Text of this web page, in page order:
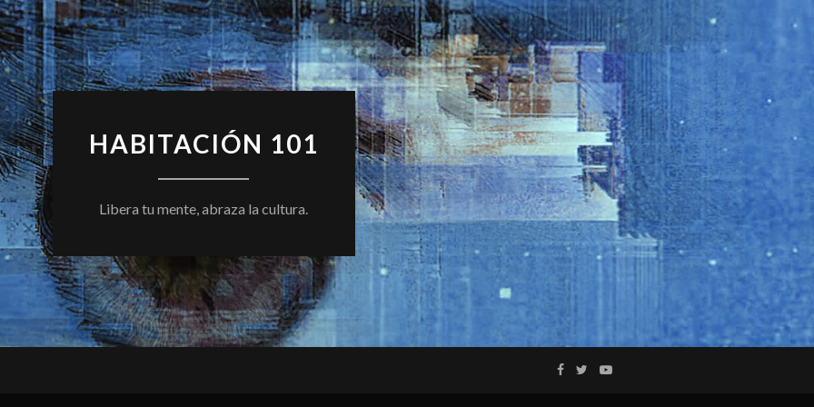
HABITACIÓN 101
Libera tu mente, abraza la cultura.